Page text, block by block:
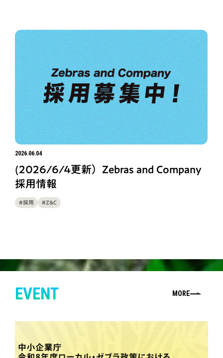
2026.06.04
(2026/6/4更新）Zebras and Company
採用情報
#採用 #Z&C
EVENT MORE